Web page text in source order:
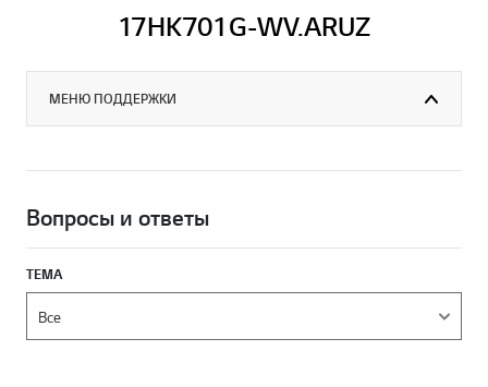
17HK701G-WV.ARUZ
МЕНЮ ПОДДЕРЖКИ
Вопросы и ответы
ТЕМА